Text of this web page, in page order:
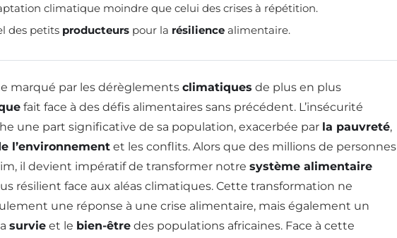
climatique moindre que celui des crises à répétition.
des petits producteurs pour la résilience alimentaire.
marqué par les dérèglements climatiques de plus en plus
fait face à des défis alimentaires sans précédent. L’insécurité
une part significative de sa population, exacerbée par la pauvreté,
l’environnement et les conflits. Alors que des millions de personnes
il devient impératif de transformer notre système alimentaire
résilient face aux aléas climatiques. Cette transformation ne
une réponse à une crise alimentaire, mais également un
survie et le bien-être des populations africaines. Face à cette